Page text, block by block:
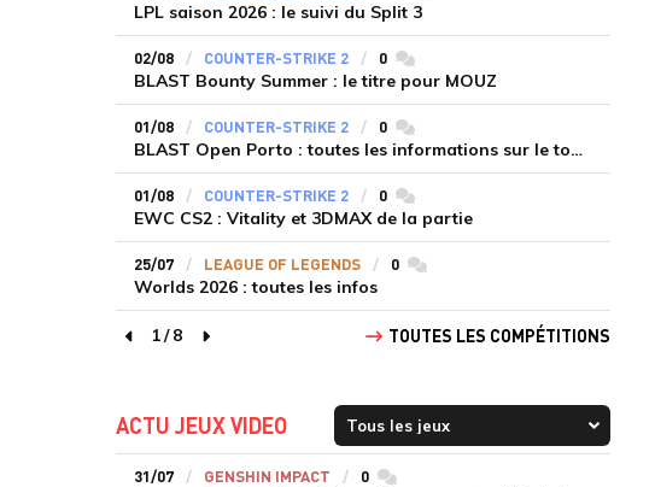
LPL saison 2026 : le suivi du Split 3
02/08 COUNTER-STRIKE 2 0commentaires
BLAST Bounty Summer : le titre pour MOUZ
01/08 COUNTER-STRIKE 2 0commentaires
BLAST Open Porto : toutes les informations sur le tournoi
01/08 COUNTER-STRIKE 2 0commentaires
EWC CS2 : Vitality et 3DMAX de la partie
25/07 LEAGUE OF LEGENDS 0commentaires
Worlds 2026 : toutes les infos
page précédente
1/8
page suivante
TOUTES LES COMPÉTITIONS
ACTU JEUX VIDEO
31/07 GENSHIN IMPACT 0commentaires